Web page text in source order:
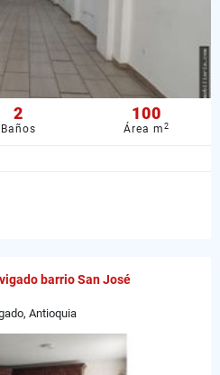
2
Baños
100
Área m2
barrio San José
Antioquia